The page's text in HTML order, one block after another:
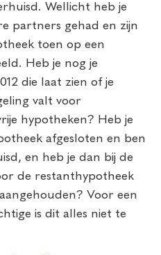
Wellicht heb je
partners gehad en zijn
toen op een
Heb je nog je
die laat zien of je
valt voor
hypotheken? Heb je
afgesloten en ben
en heb je dan bij de
de restanthypotheek
Voor een
is dit alles niet te